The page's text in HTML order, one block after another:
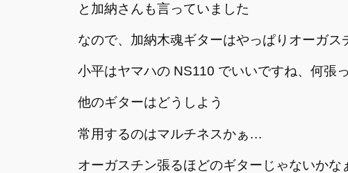
と加納さんも言っていました
なので、加納木魂ギターはやっぱりオーガス
小平はヤマハの NS110 でいいですね、何張
他のギターはどうしよう
常用するのはマルチネスかぁ…
オーガスチン張るほどのギターじゃないかな